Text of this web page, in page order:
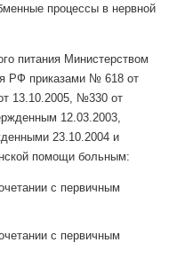
процессы в нервной
питания Министерством
РФ приказами № 618 от
13.10.2005, №330 от
12.03.2003,
23.10.2004 и
помощи больным:
с первичным
с первичным